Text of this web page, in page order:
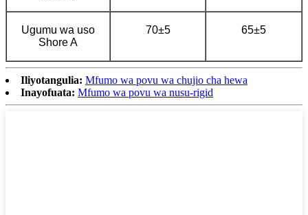
Ugumu wa uso
Shore A
70±5 65±5
Iliyotangulia: Mfumo wa povu wa chujio cha hewa
Inayofuata: Mfumo wa povu wa nusu-rigid